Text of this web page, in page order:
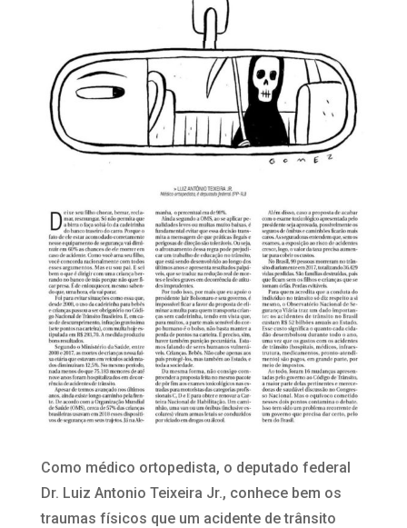
Como médico ortopedista, o deputado federal
Dr. Luiz Antonio Teixeira Jr., conhece bem os
traumas físicos que um acidente de trânsito